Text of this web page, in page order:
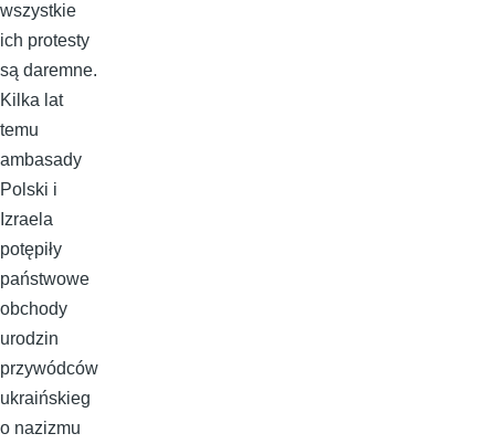
wszystkie
ich protesty
są daremne.
Kilka lat
temu
ambasady
Polski i
Izraela
potępiły
państwowe
obchody
urodzin
przywódców
ukraińskieg
o nazizmu